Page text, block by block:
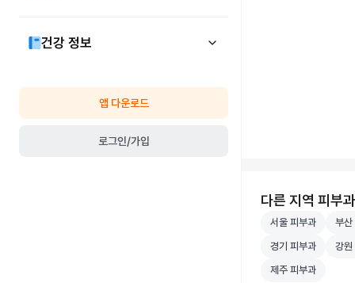
건강 정보
앱 다운로드
로그인/가입
다른 지역 피부과
서울 피부과 병원
서울 피부과 부
부산
경기 피부과 병원
경기 피부과 강
강원
제주 피부과 병원
제주 피부과